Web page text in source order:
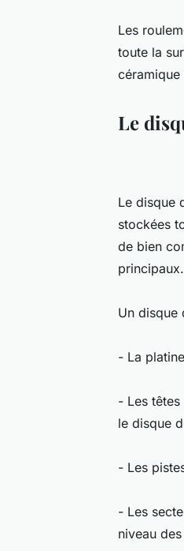
Les
toute la
céramique
Le
Le disque
stockées
de bien
principaux.
Un disque
- La
- Les
le disque
- Les
- Les
niveau